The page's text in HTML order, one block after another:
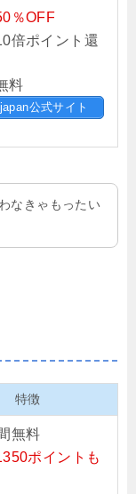
％OFF
倍ポイント還
料
公式サイト
なきゃもったい
特徴
無料
ポイントも